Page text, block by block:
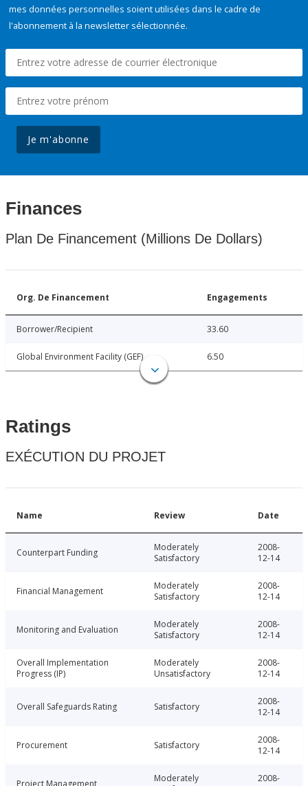
mes données personnelles soient utilisées dans le cadre de
l'abonnement à la newsletter sélectionnée.
Je m'abonne
Finances
Plan De Financement (Millions De Dollars)
Org. De Financement Engagements
Borrower/Recipient 33.60
Global Environment Facility (GEF) 6.50
Ratings
EXÉCUTION DU PROJET
Name Review Date
Counterpart Funding
Moderately
Satisfactory
2008-
12-14
Financial Management
Moderately
Satisfactory
2008-
12-14
Monitoring and Evaluation
Moderately
Satisfactory
2008-
12-14
Overall Implementation
Progress (IP)
Moderately
Unsatisfactory
2008-
12-14
Overall Safeguards Rating Satisfactory
2008-
12-14
Procurement Satisfactory
2008-
12-14
Moderately
2008-